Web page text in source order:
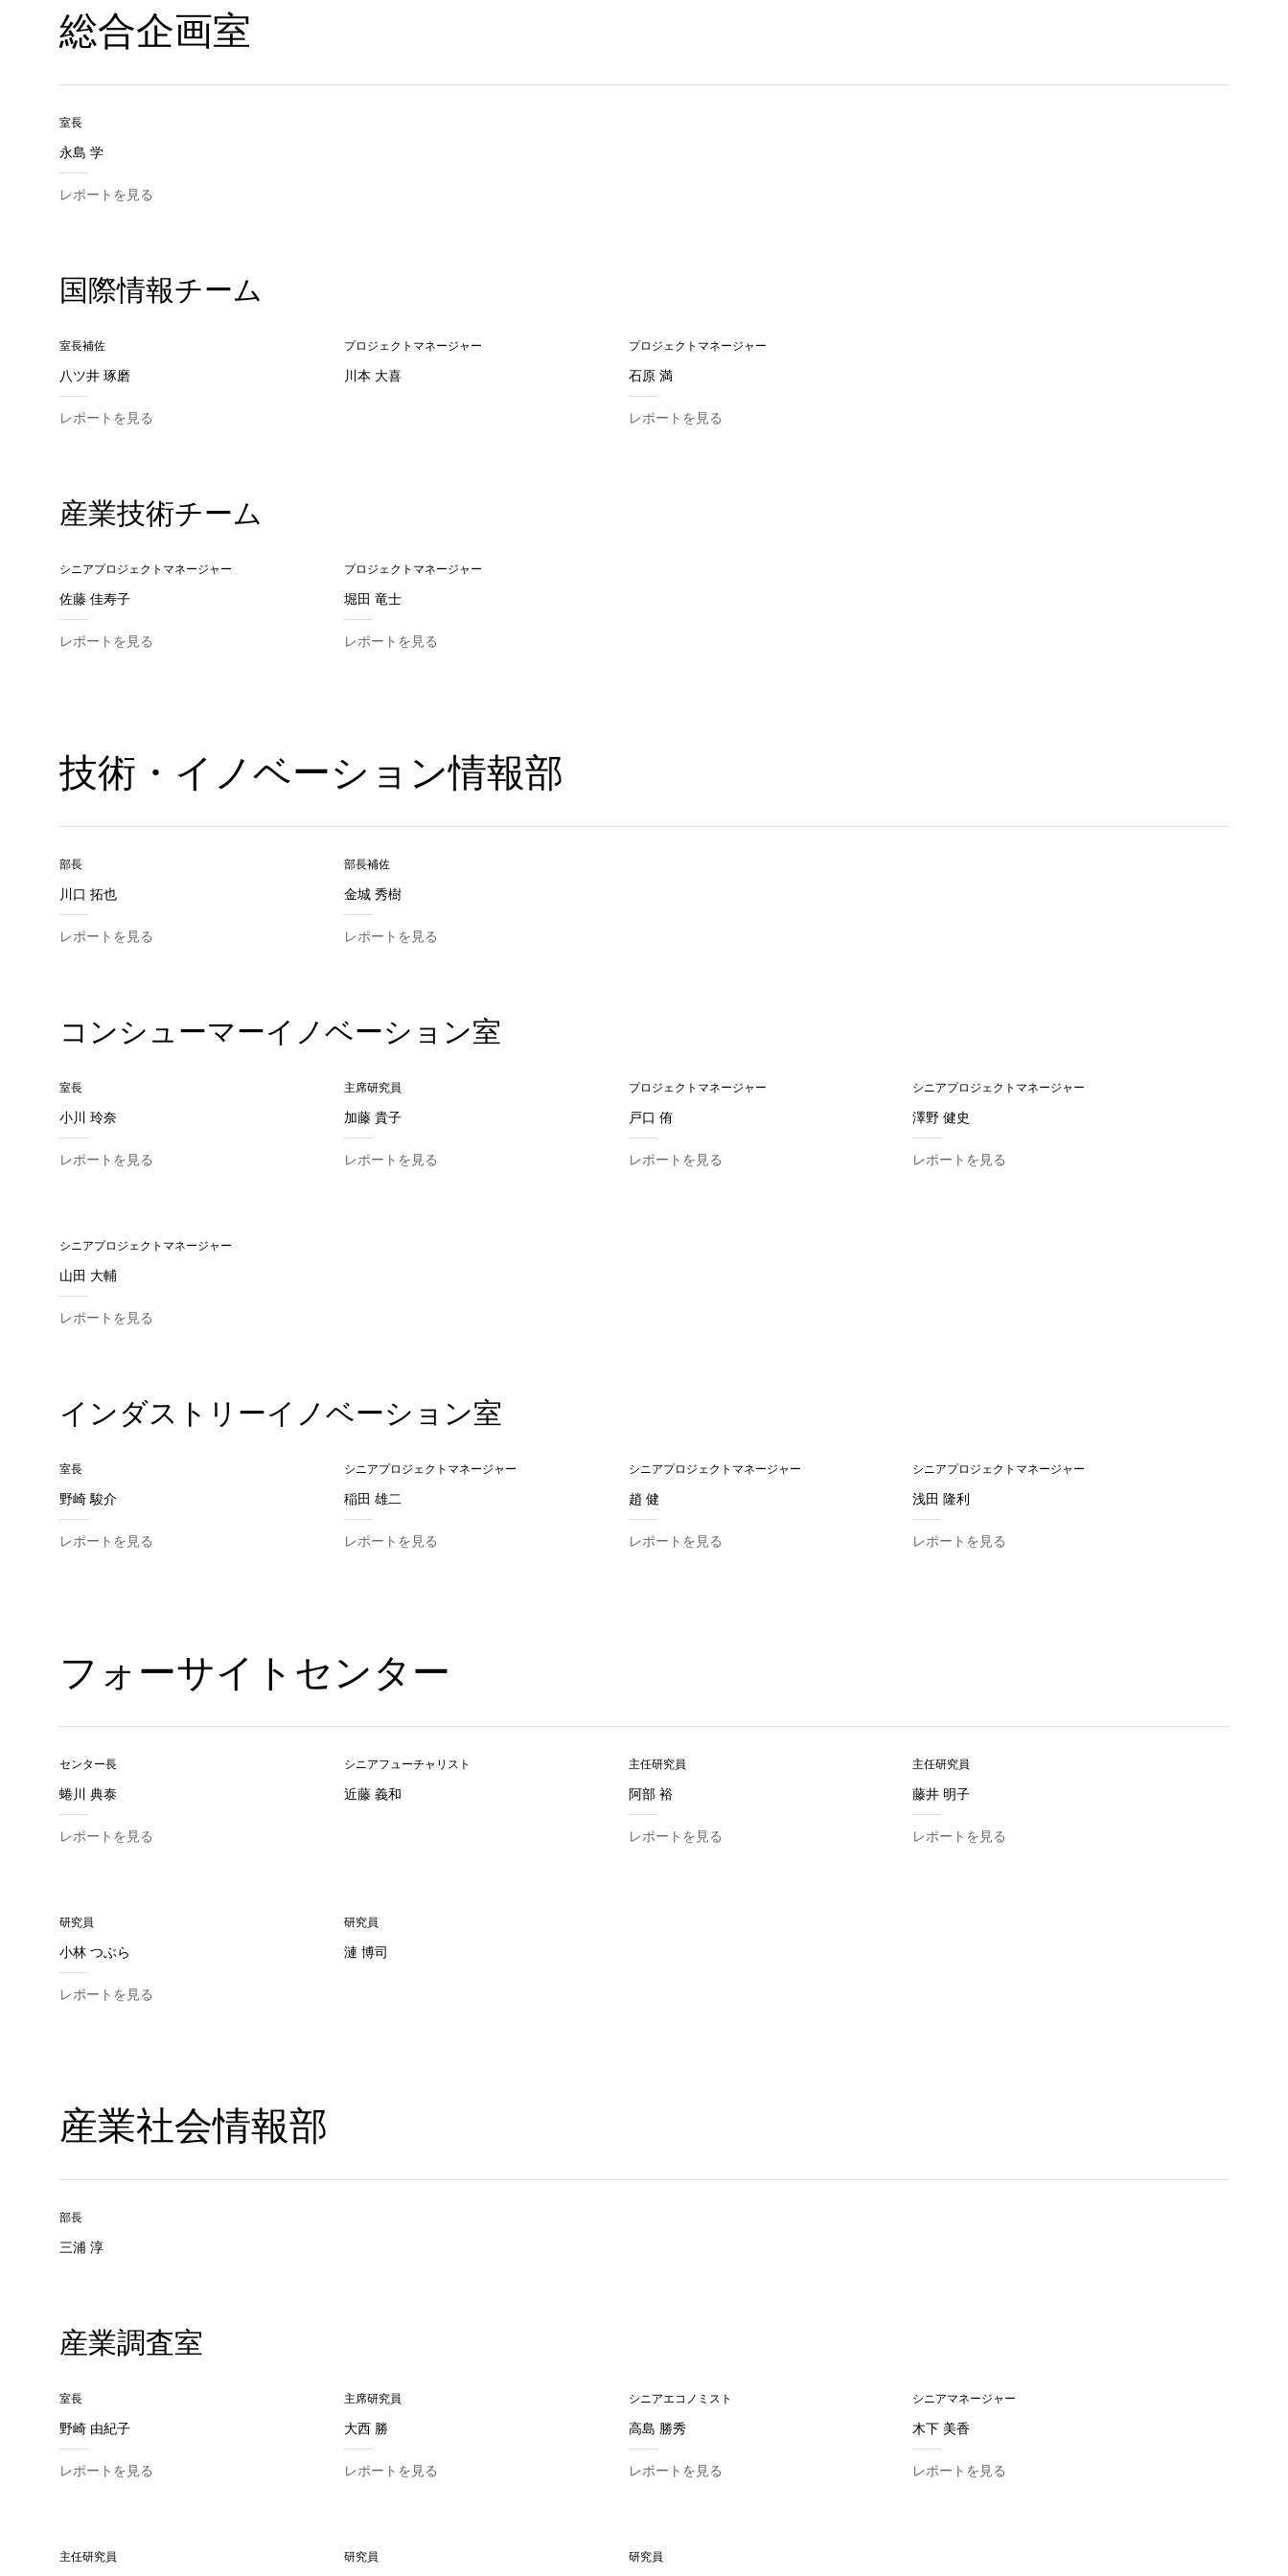
総合企画室
室長
永島 学
レポートを見る
国際情報チーム
室長補佐
八ツ井 琢磨
レポートを見る
プロジェクトマネージャー
川本 大喜
プロジェクトマネージャー
石原 満
レポートを見る
産業技術チーム
シニアプロジェクトマネージャー
佐藤 佳寿子
レポートを見る
プロジェクトマネージャー
堀田 竜士
レポートを見る
技術・イノベーション情報部
部長
川口 拓也
レポートを見る
部長補佐
金城 秀樹
レポートを見る
コンシューマーイノベーション室
室長
小川 玲奈
レポートを見る
主席研究員
加藤 貴子
レポートを見る
プロジェクトマネージャー
戸口 侑
レポートを見る
シニアプロジェクトマネージャー
澤野 健史
レポートを見る
シニアプロジェクトマネージャー
山田 大輔
レポートを見る
インダストリーイノベーション室
室長
野崎 駿介
レポートを見る
シニアプロジェクトマネージャー
稲田 雄二
レポートを見る
シニアプロジェクトマネージャー
趙 健
レポートを見る
シニアプロジェクトマネージャー
浅田 隆利
レポートを見る
フォーサイトセンター
センター長
蜷川 典泰
レポートを見る
シニアフューチャリスト
近藤 義和
主任研究員
阿部 裕
レポートを見る
主任研究員
藤井 明子
レポートを見る
研究員
小林 つぶら
レポートを見る
研究員
漣 博司
産業社会情報部
部長
三浦 淳
産業調査室
室長
野崎 由紀子
レポートを見る
主席研究員
大西 勝
レポートを見る
シニアエコノミスト
高島 勝秀
レポートを見る
シニアマネージャー
木下 美香
レポートを見る
主任研究員 研究員 研究員